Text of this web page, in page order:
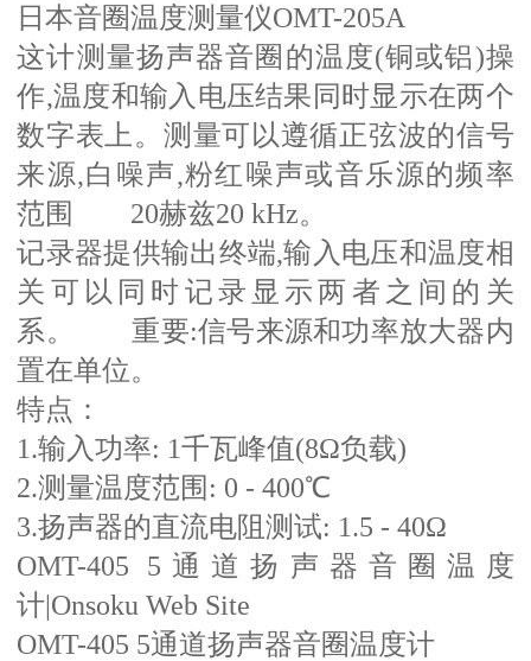
日本音圈温度测量仪OMT-205A
这计测量扬声器音圈的温度(铜或铝)操
作,温度和输入电压结果同时显示在两个
数字表上。测量可以遵循正弦波的信号
来源,白噪声,粉红噪声或音乐源的频率
范围 20赫兹20 kHz。
记录器提供输出终端,输入电压和温度相
关可以同时记录显示两者之间的关
系。 重要:信号来源和功率放大器内
置在单位。
特点：
1.输入功率: 1千瓦峰值(8Ω负载)
2.测量温度范围: 0 - 400℃
3.扬声器的直流电阻测试: 1.5 - 40Ω
OMT-405 5通道扬声器音圈温度
计|Onsoku Web Site
OMT-405 5通道扬声器音圈温度计